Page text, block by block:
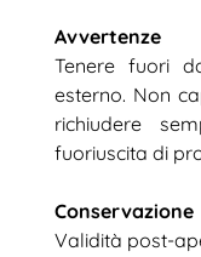
Avvertenze
Tenere fuori
esterno. Non
richiudere
fuoriuscita di
Conservazione
Validità post-